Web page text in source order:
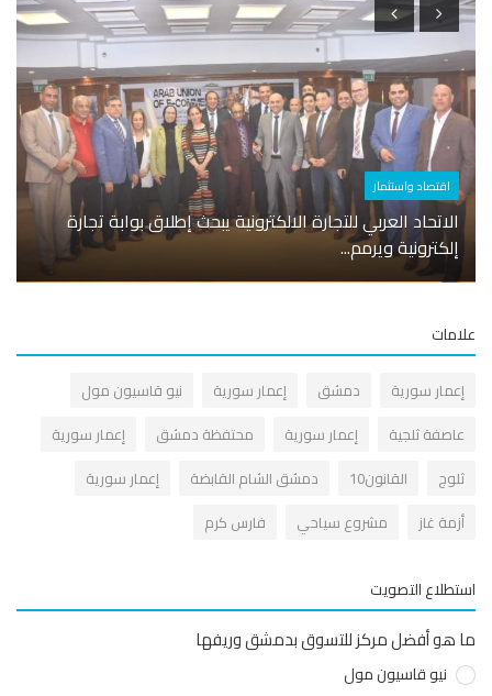
اقتصاد واستثمار
الاتحاد العربي للتجارة الالكترونية يبحث إطلاق بوابة تجارة
إلكترونية ويرمم...
سورية دمشق إعمار سورية
نيو قاسيون مول
ثلجية
إعمار سورية محتفظة دمشق
إعمار سورية
القانون10 دمشق الشام القابضة
إعمار سورية
غاز
مشروع سياحي فارس كرم
التصويت
أفضل مركز للتسوق بدمشق وريفها
نيو قاسيون مول